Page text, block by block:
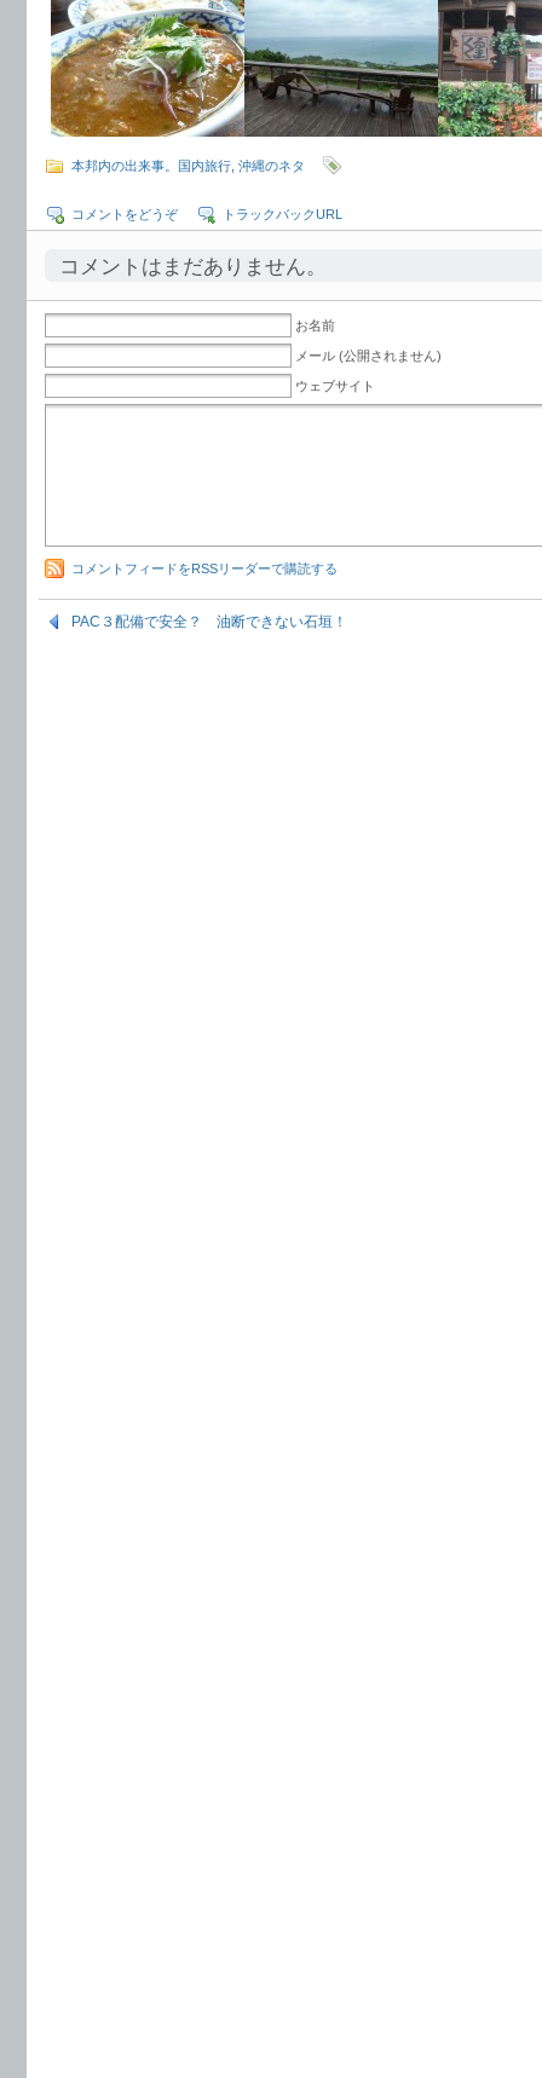
本邦内の出来事。国内旅行 沖縄のネタ
コメントをどうぞ トラックバックURL
コメントはまだありません。
お名前
メール (公開されません)
ウェブサイト
コメントフィードをRSSリーダーで購読する
PAC３配備で安全？ 油断できない石垣！